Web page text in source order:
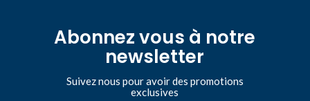
Abonnez vous à notre
newsletter
Suivez nous pour avoir des promotions
exclusives